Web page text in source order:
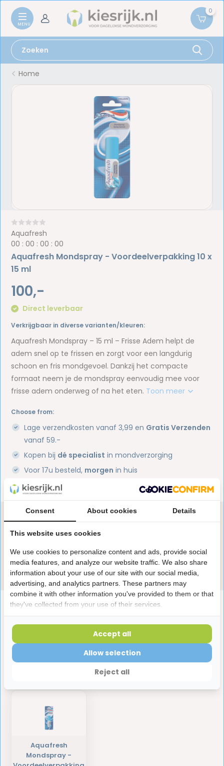
0
Home
Aquafresh
00 :00 :00 :00
Aquafresh Mondspray - Voordeelverpakking 10 x
15 ml
100,-
Direct leverbaar
Verkrijgbaar in diverse varianten/kleuren:
Aquafresh Mondspray – 15 ml – Frisse Adem helpt de
adem snel op te frissen en zorgt voor een langdurig
schoon en fris mondgevoel. Dankzij het compacte
formaat neem je de mondspray eenvoudig mee voor
frisse adem onderweg of na het eten. Toon meer
Choose from:
Lage verzendkosten vanaf 3,99 en Gratis Verzenden
vanaf 59.-
Kopen bij dé specialist in mondverzorging
Voor 17u besteld, morgen in huis
1 miljoen+tevreden klanten
Productomschrijving
Heb je een vraag over dit product?
Onze specialisten helpen je graag! Spreek ons aan
Stuur e-mail
Laatst bekeken producten
Aquafresh
Mondspray -
Consent About cookies Details
This website uses cookies
We use cookies to personalize content and ads, provide social
media features, and analyze our website traffic. We also share
information about your use of our site with our social media,
advertising, and analytics partners. These partners may
combine it with other information you've provided to them or that
they've collected from your use of their services.
Reject all
Allow selection
Accept all